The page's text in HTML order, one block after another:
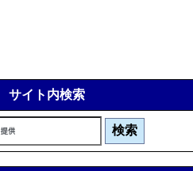
サイト内検索